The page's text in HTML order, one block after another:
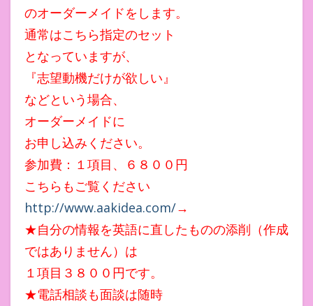
のオーダーメイドをします。
通常はこちら指定のセット
となっていますが、
『志望動機だけが欲しい』
などという場合、
オーダーメイドに
お申し込みください。
参加費：１項目、６８００円
こちらもご覧ください
http://www.aakidea.com/→
★自分の情報を英語に直したものの添削（作成
ではありません）は
１項目３８００円です。
★電話相談も面談は随時